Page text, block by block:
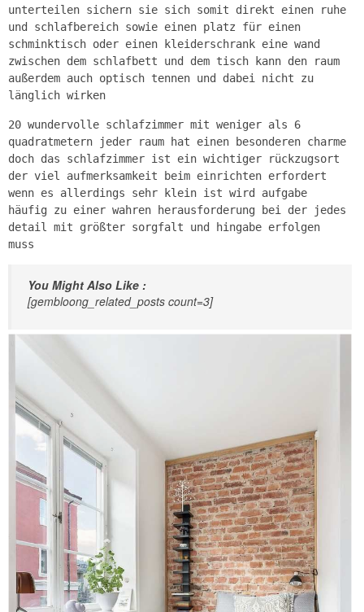
unterteilen sichern sie sich somit direkt einen ruhe
und schlafbereich sowie einen platz für einen
schminktisch oder einen kleiderschrank eine wand
zwischen dem schlafbett und dem tisch kann den raum
außerdem auch optisch tennen und dabei nicht zu
länglich wirken
20 wundervolle schlafzimmer mit weniger als 6
quadratmetern jeder raum hat einen besonderen charme
doch das schlafzimmer ist ein wichtiger rückzugsort
der viel aufmerksamkeit beim einrichten erfordert
wenn es allerdings sehr klein ist wird aufgabe
häufig zu einer wahren herausforderung bei der jedes
detail mit größter sorgfalt und hingabe erfolgen
muss
You Might Also Like :
[gembloong_related_posts count=3]